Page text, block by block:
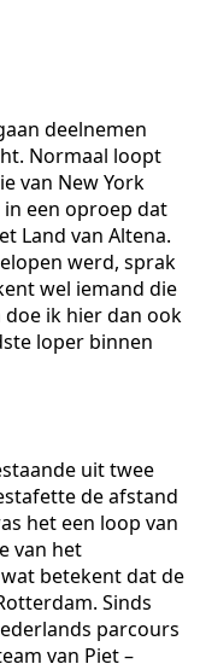
deelnemen
Normaal loopt
van New York
in een oproep dat
Land van Altena.
werd, sprak
wel iemand die
ik hier dan ook
loper binnen
uit twee
de afstand
het een loop van
van het
betekent dat de
Sinds
parcours
van Piet –